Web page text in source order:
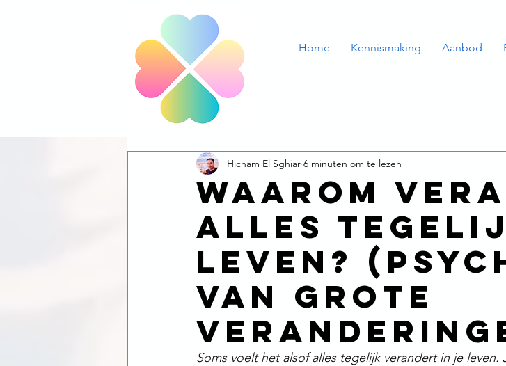
Home Kennismaking Aanbod
Waarom
alles
leven?
van grote
Hicham El Sghiar 6 minuten om te lezen
Soms voelt het alsof alles tegelijk verandert in je